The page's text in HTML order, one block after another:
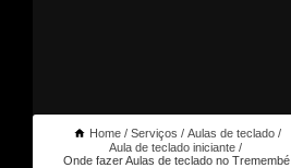
Home Serviços
Aulas de teclado
Aula de teclado iniciante
Onde fazer Aulas de teclado no Tremembé